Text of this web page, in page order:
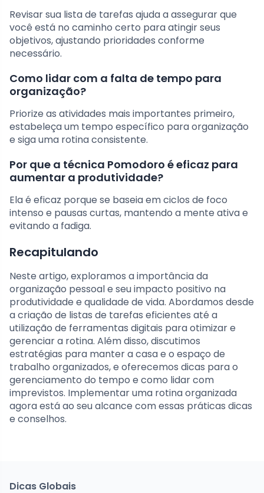
Revisar sua lista de tarefas ajuda a assegurar que
você está no caminho certo para atingir seus
objetivos, ajustando prioridades conforme
necessário.
Como lidar com a falta de tempo para
organização?
Priorize as atividades mais importantes primeiro,
estabeleça um tempo específico para organização
e siga uma rotina consistente.
Por que a técnica Pomodoro é eficaz para
aumentar a produtividade?
Ela é eficaz porque se baseia em ciclos de foco
intenso e pausas curtas, mantendo a mente ativa e
evitando a fadiga.
Recapitulando
Neste artigo, exploramos a importância da
organização pessoal e seu impacto positivo na
produtividade e qualidade de vida. Abordamos desde
a criação de listas de tarefas eficientes até a
utilização de ferramentas digitais para otimizar e
gerenciar a rotina. Além disso, discutimos
estratégias para manter a casa e o espaço de
trabalho organizados, e oferecemos dicas para o
gerenciamento do tempo e como lidar com
imprevistos. Implementar uma rotina organizada
agora está ao seu alcance com essas práticas dicas
e conselhos.
Dicas Globais